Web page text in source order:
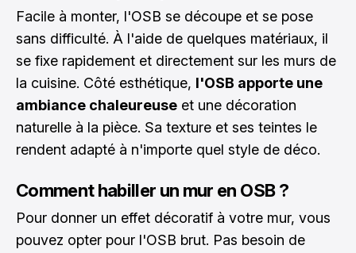
Facile à monter, l'OSB se découpe et se pose
sans difficulté. À l'aide de quelques matériaux, il
se fixe rapidement et directement sur les murs de
la cuisine. Côté esthétique, l'OSB apporte une
ambiance chaleureuse et une décoration
naturelle à la pièce. Sa texture et ses teintes le
rendent adapté à n'importe quel style de déco.
Comment habiller un mur en OSB ?
Pour donner un effet décoratif à votre mur, vous
pouvez opter pour l'OSB brut. Pas besoin de